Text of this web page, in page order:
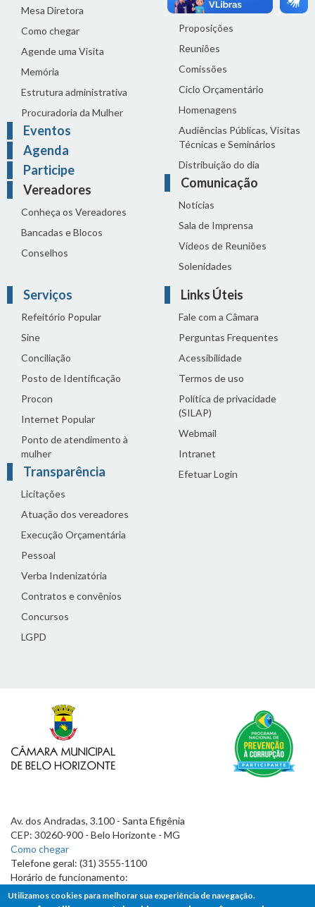
Mesa Diretora
Como chegar
Agende uma Visita
Memória
Estrutura administrativa
Procuradoria da Mulher
Eventos
Agenda
Participe
Vereadores
Conheça os Vereadores
Bancadas e Blocos
Conselhos
Legislação
Proposições
Reuniões
Comissões
Ciclo Orçamentário
Homenagens
Audiências Públicas, Visitas
Técnicas e Seminários
Distribuição do dia
Comunicação
Notícias
Sala de Imprensa
Vídeos de Reuniões
Solenidades
Serviços
Refeitório Popular
Sine
Conciliação
Posto de Identificação
Procon
Internet Popular
Ponto de atendimento à
mulher
Transparência
Licitações
Atuação dos vereadores
Execução Orçamentária
Pessoal
Verba Indenizatória
Contratos e convênios
Concursos
LGPD
Links Úteis
Fale com a Câmara
Perguntas Frequentes
Acessibilidade
Termos de uso
Política de privacidade
(SILAP)
Webmail
Intranet
Efetuar Login
Av. dos Andradas, 3.100 - Santa Efigênia
CEP: 30260-900 - Belo Horizonte - MG
Como chegar
Telefone geral: (31) 3555-1100
Horário de funcionamento:
7h às 19h
Utilizamos cookies para melhorar sua experiência de navegação.